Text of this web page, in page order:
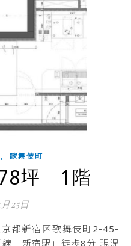
, 歌舞伎町
坪 1階
25日
「新宿駅」徒歩8分 現況